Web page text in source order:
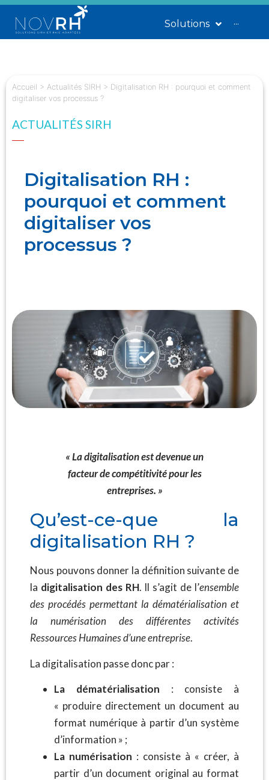
Solutions ···
Accueil > Actualités SIRH > Digitalisation RH : pourquoi et comment
digitaliser vos processus ?
ACTUALITÉS SIRH
Digitalisation RH :
pourquoi et comment
digitaliser vos
processus ?
« La digitalisation est devenue un
facteur de compétitivité pour les
entreprises. »
Qu’est-ce-que la
digitalisation RH ?
Nous pouvons donner la définition suivante de
la digitalisation des RH. Il s’agit de l’ensemble
des procédés permettant la dématérialisation et
la numérisation des différentes activités
Ressources Humaines d’une entreprise.
La digitalisation passe donc par :
La dématérialisation : consiste à
« produire directement un document au
format numérique à partir d’un système
d’information » ;
La numérisation : consiste à « créer, à
partir d’un document original au format